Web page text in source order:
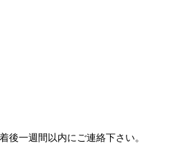
後一週間以内にご連絡下さい。